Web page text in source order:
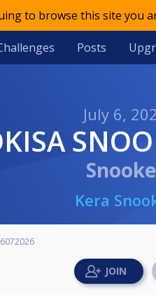
to browse this site you
Posts
July 6,
Kera